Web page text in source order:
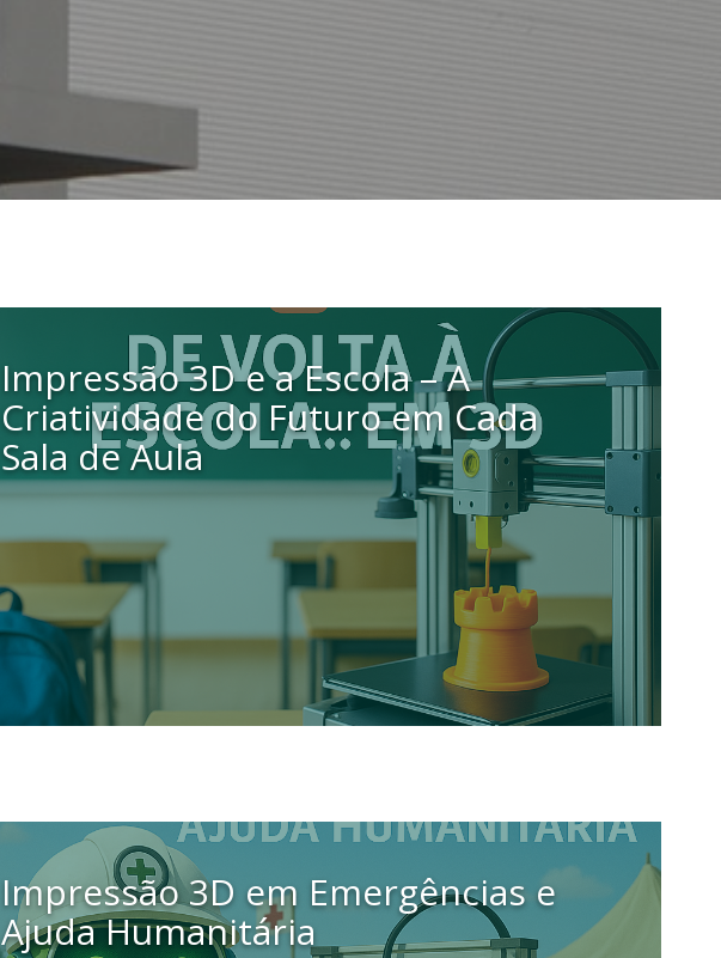
Impressão 3D e a Escola – A
Criatividade do Futuro em Cada
Sala de Aula
12 setembro 2025
Impressão 3D em Emergências e
Ajuda Humanitária